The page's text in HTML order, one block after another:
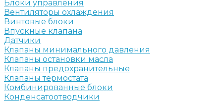
Блоки управления
Вентиляторы охлаждения
Винтовые блоки
Впускные клапана
Датчики
Клапаны минимального давления
Клапаны остановки масла
Клапаны предохранительные
Клапаны термостата
Комбинированные блоки
Конденсатоотводчики